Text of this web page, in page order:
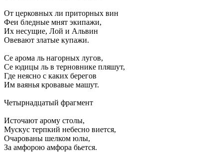
От церковных ли приторных вин
Феи бледные мнят экипажи,
Их несущие, Лой и Альвин
Овевают златые купажи.
Се арома ль нагорных лугов,
Се юдицы ль в терновнике пляшут,
Где неясно с каких берегов
Им ваянья кровавые машут.
Четырнадцатый фрагмент
Источают арому столы,
Мускус терпкий небесно виется,
Очарованы шелком юлы,
За амфорою амфора бьется.